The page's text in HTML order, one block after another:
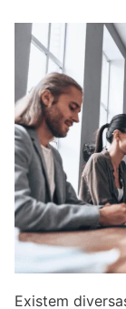
Existem